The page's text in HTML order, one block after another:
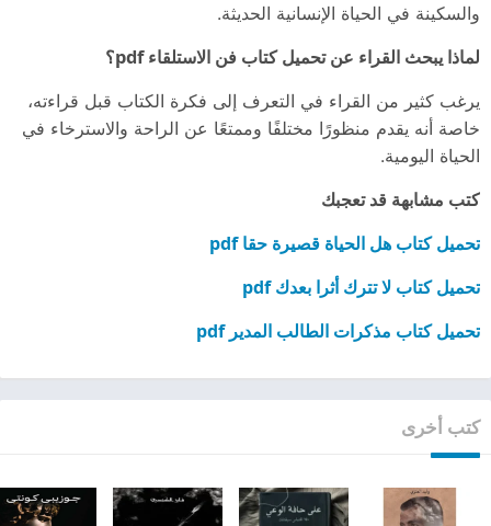
والسكينة في الحياة الإنسانية الحديثة.
لماذا يبحث القراء عن تحميل كتاب فن الاستلقاء pdf؟
يرغب كثير من القراء في التعرف إلى فكرة الكتاب قبل قراءته،
خاصة أنه يقدم منظورًا مختلفًا وممتعًا عن الراحة والاسترخاء في
الحياة اليومية.
كتب مشابهة قد تعجبك
تحميل كتاب هل الحياة قصيرة حقا pdf
تحميل كتاب لا تترك أثرا بعدك pdf
تحميل كتاب مذكرات الطالب المدير pdf
كتب أخرى